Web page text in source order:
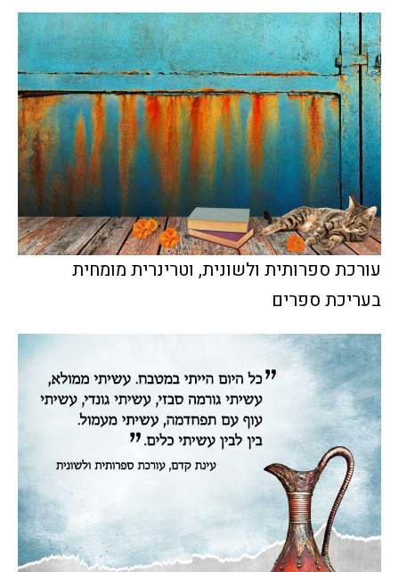
עורכת ספרותית ולשונית, וטרינרית מומחית
בעריכת ספרים